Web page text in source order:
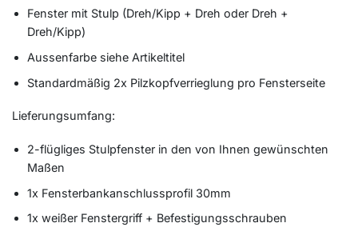
Fenster mit Stulp (Dreh/Kipp + Dreh oder Dreh +
Dreh/Kipp)
Aussenfarbe siehe Artikeltitel
Standardmäßig 2x Pilzkopfverrieglung pro Fensterseite
Lieferungsumfang:
2-flügliges Stulpfenster in den von Ihnen gewünschten
Maßen
1x Fensterbankanschlussprofil 30mm
1x weißer Fenstergriff + Befestigungsschrauben